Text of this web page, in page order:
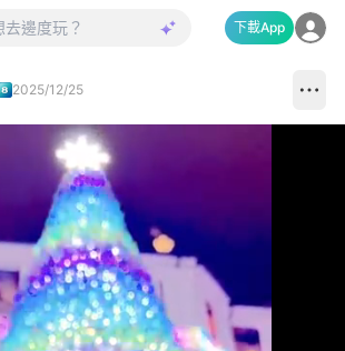
下載App
2025/12/25